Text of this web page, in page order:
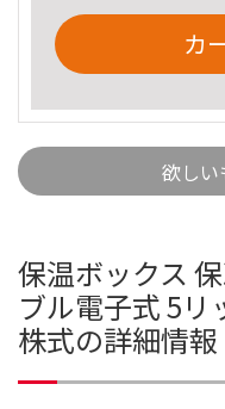
カ
欲しい
保温ボックス
ブル電子式 5リ
株式の詳細情報